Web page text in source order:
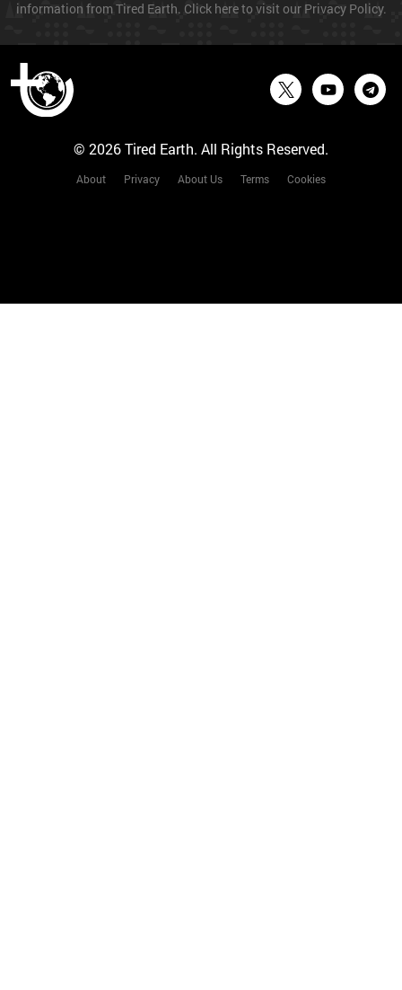
information from Tired Earth. Click here to visit our Privacy Policy.
© 2026 Tired Earth. All Rights Reserved.
About Privacy About Us Terms Cookies